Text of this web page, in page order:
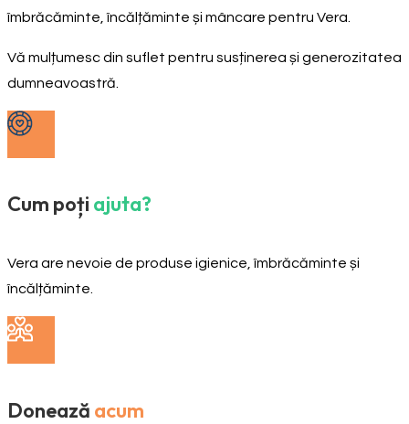
îmbrăcăminte, încălțăminte și mâncare pentru Vera.
Vă mulțumesc din suflet pentru susținerea și generozitatea
dumneavoastră.
Cum poți ajuta?
Vera are nevoie de produse igienice, îmbrăcăminte și
încălțăminte.
Donează acum